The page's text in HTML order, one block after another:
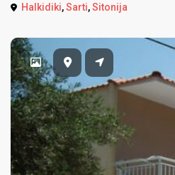
Halkidiki,Sarti,Sitonija